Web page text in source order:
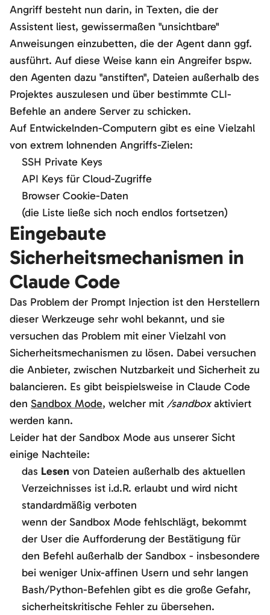
Angriff besteht nun darin, in Texten, die der
Assistent liest, gewissermaßen "unsichtbare"
Anweisungen einzubetten, die der Agent dann ggf.
ausführt. Auf diese Weise kann ein Angreifer bspw.
den Agenten dazu "anstiften", Dateien außerhalb des
Projektes auszulesen und über bestimmte CLI-
Befehle an andere Server zu schicken.
Auf Entwickelnden-Computern gibt es eine Vielzahl
von extrem lohnenden Angriffs-Zielen:
SSH Private Keys
API Keys für Cloud-Zugriffe
Browser Cookie-Daten
(die Liste ließe sich noch endlos fortsetzen)
Eingebaute
Sicherheitsmechanismen in
Claude Code
Das Problem der Prompt Injection ist den Herstellern
dieser Werkzeuge sehr wohl bekannt, und sie
versuchen das Problem mit einer Vielzahl von
Sicherheitsmechanismen zu lösen. Dabei versuchen
die Anbieter, zwischen Nutzbarkeit und Sicherheit zu
balancieren. Es gibt beispielsweise in Claude Code
den Sandbox Mode, welcher mit /sandboxaktiviert
werden kann.
Leider hat der Sandbox Mode aus unserer Sicht
einige Nachteile:
das Lesen von Dateien außerhalb des aktuellen
Verzeichnisses ist i.d.R. erlaubt und wird nicht
standardmäßig verboten
wenn der Sandbox Mode fehlschlägt, bekommt
der User die Aufforderung der Bestätigung für
den Befehl außerhalb der Sandbox - insbesondere
bei weniger Unix-affinen Usern und sehr langen
Bash/Python-Befehlen gibt es die große Gefahr,
sicherheitskritische Fehler zu übersehen.